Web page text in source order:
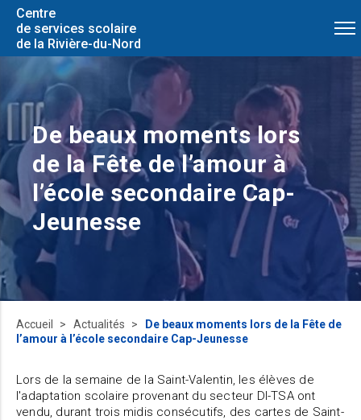
Centre
de services scolaire
de la Rivière-du-Nord
De beaux moments lors
de la Fête de l’amour à
l’école secondaire Cap-
Jeunesse
Accueil Actualités
De beaux moments lors de la Fête de
l’amour à l’école secondaire Cap-Jeunesse
Lors de la semaine de la Saint-Valentin, les élèves de
l'adaptation scolaire provenant du secteur DI-TSA ont
vendu, durant trois midis consécutifs, des cartes de Saint-